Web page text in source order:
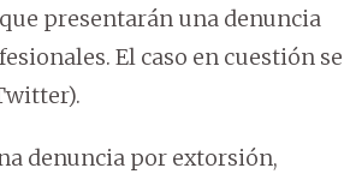
presentarán una denuncia
El caso en cuestión se
denuncia por extorsión,